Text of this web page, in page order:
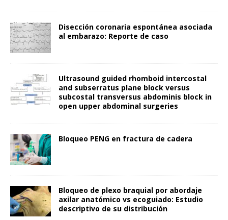
Disección coronaria espontánea asociada
al embarazo: Reporte de caso
Ultrasound guided rhomboid intercostal
and subserratus plane block versus
subcostal transversus abdominis block in
open upper abdominal surgeries
Bloqueo PENG en fractura de cadera
Bloqueo de plexo braquial por abordaje
axilar anatómico vs ecoguiado: Estudio
descriptivo de su distribución